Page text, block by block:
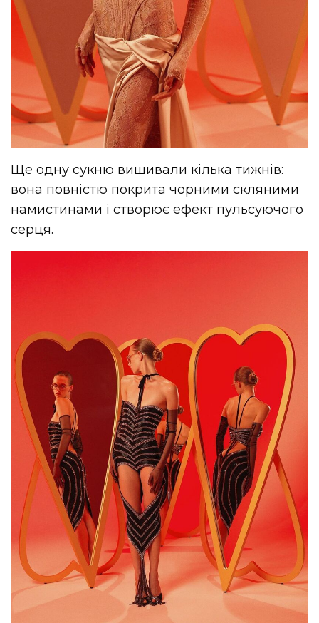
Ще одну сукню вишивали кілька тижнів:
вона повністю покрита чорними скляними
намистинами і створює ефект пульсуючого
серця.